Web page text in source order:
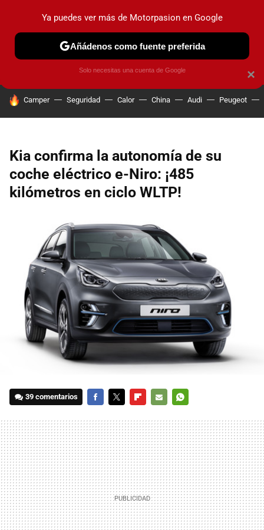
PRUEBAS COCHES ELÉCTRICOS OBSERVATORIO
HOY SE HABLA DE
Camper Seguridad Calor China Audi Peugeot
Kia confirma la autonomía de su
coche eléctrico e-Niro: ¡485
kilómetros en ciclo WLTP!
39 comentarios
MAIL
×
Ya puedes ver más de Motorpasion en Google
Añádenos como fuente preferida
Solo necesitas una cuenta de Google